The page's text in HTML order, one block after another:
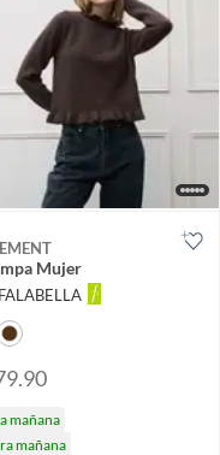
Mujer
mañana
mañana